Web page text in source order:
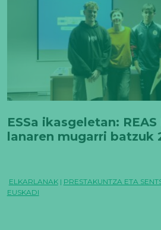
ESSa ikasgeletan:
lanaren mugarri batzuk
ELKARLANAK | PRESTAKUNTZA ETA
EUSKADI